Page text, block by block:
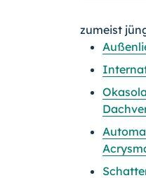
zumeist